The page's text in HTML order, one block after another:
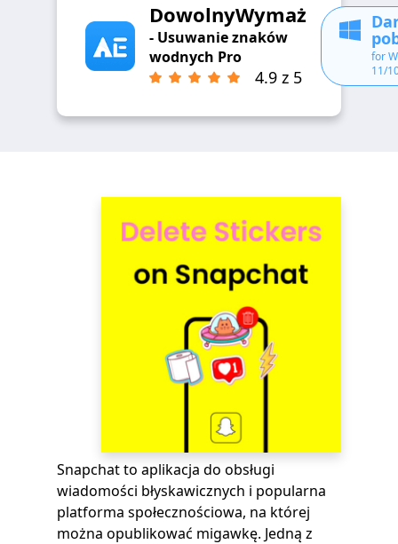
DowolnyWymaż
- Usuwanie znaków
wodnych Pro
4.9 z 5
for
11/
Snapchat to aplikacja do obsługi
wiadomości błyskawicznych i popularna
platforma społecznościowa, na której
można opublikować migawkę. Jedną z